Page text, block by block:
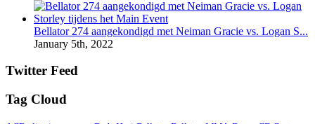
Bellator 274 aangekondigd met Neiman Gracie vs. Logan S...
January 5th, 2022
Twitter Feed
Tag Cloud